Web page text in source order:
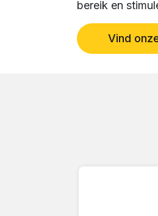
bereik en
Vind